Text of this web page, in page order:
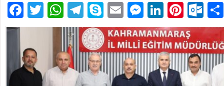
Facebook
TwitterWhatsApp
Telegram
SkypeEmailMessenger
LinkedIn